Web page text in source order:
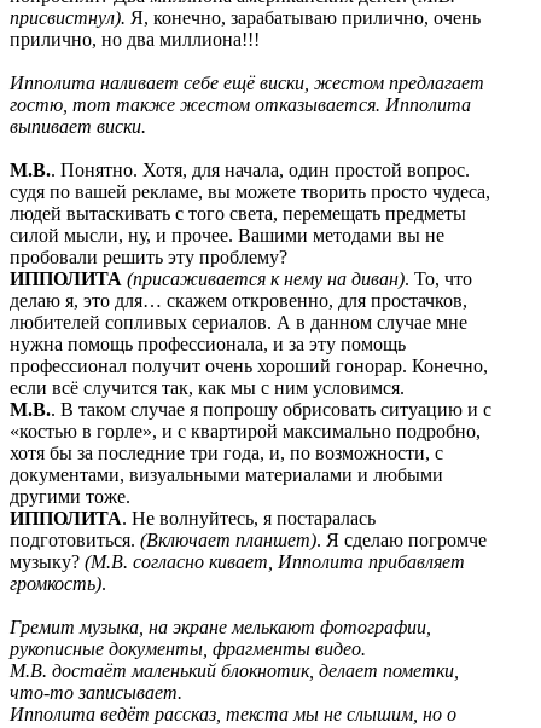
присвистнул). Я, конечно, зарабатываю прилично, очень
прилично, но два миллиона!!!
Ипполита наливает себе ещё виски, жестом предлагает
гостю, тот также жестом отказывается. Ипполита
выпивает виски.
М.В.. Понятно. Хотя, для начала, один простой вопрос.
судя по вашей рекламе, вы можете творить просто чудеса,
людей вытаскивать с того света, перемещать предметы
силой мысли, ну, и прочее. Вашими методами вы не
пробовали решить эту проблему?
ИППОЛИТА (присаживается к нему на диван). То, что
делаю я, это для… скажем откровенно, для простачков,
любителей сопливых сериалов. А в данном случае мне
нужна помощь профессионала, и за эту помощь
профессионал получит очень хороший гонорар. Конечно,
если всё случится так, как мы с ним условимся.
М.В.. В таком случае я попрошу обрисовать ситуацию и с
«костью в горле», и с квартирой максимально подробно,
хотя бы за последние три года, и, по возможности, с
документами, визуальными материалами и любыми
другими тоже.
ИППОЛИТА. Не волнуйтесь, я постаралась
подготовиться. (Включает планшет). Я сделаю погромче
музыку? (М.В. согласно кивает, Ипполита прибавляет
громкость).
Гремит музыка, на экране мелькают фотографии,
рукописные документы, фрагменты видео.
М.В. достаёт маленький блокнотик, делает пометки,
что-то записывает.
Ипполита ведёт рассказ, текста мы не слышим, но о